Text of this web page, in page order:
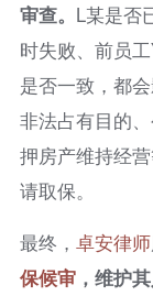
审查。 L某是否
时失败、前员
是否一致，都
非法占有目的
押房产维持经
请取保。
最终， 卓安律师
保候审，维护